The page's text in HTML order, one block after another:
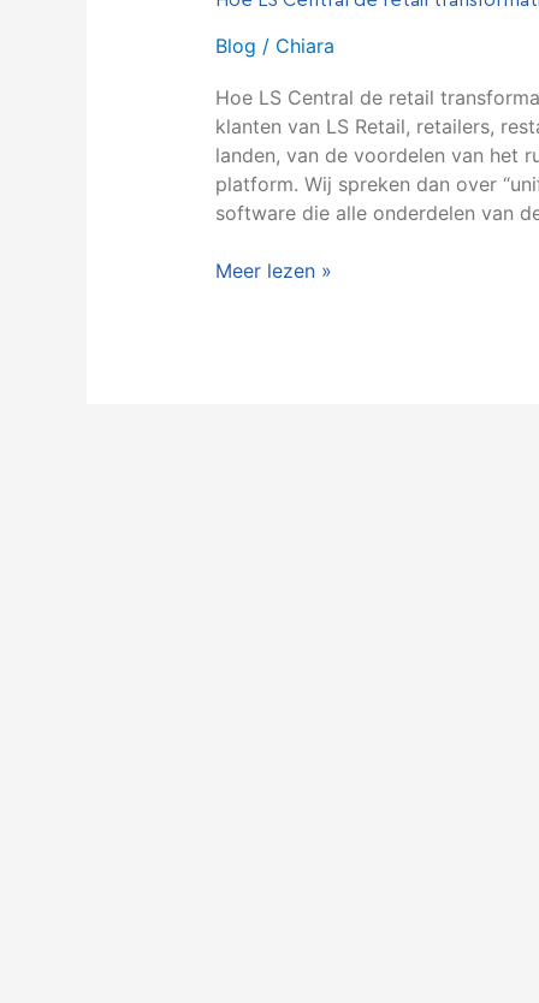
Blog / Chiara
Hoe LS Central de retail
klanten van LS Retail, retailers,
landen, van de voordelen van het
platform. Wij spreken dan over
software die alle onderdelen van
Meer lezen »